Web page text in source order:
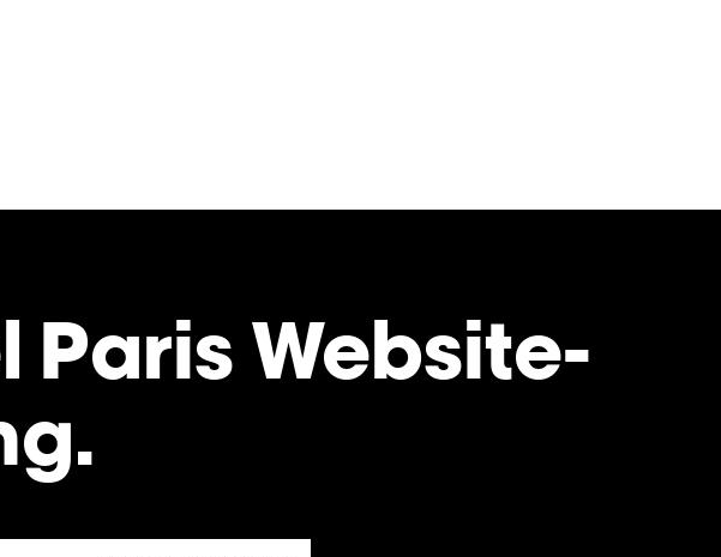
Paris Website-